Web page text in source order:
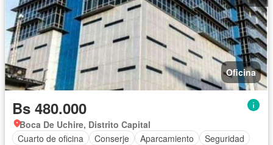
Oficina
Bs 480.000
Boca De Uchire, Distrito Capital
Cuarto de oficina
Conserje Aparcamiento
Seguridad